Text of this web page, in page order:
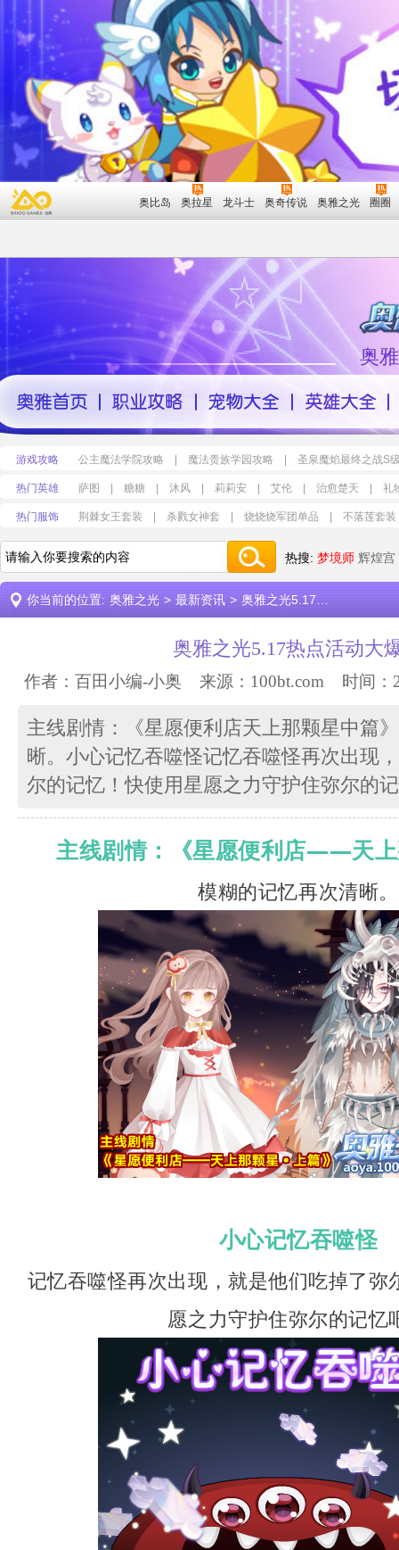
奥比岛 奥拉星 龙斗士 奥奇传说 奥雅之光 圈圈
奥
游戏攻略 公主魔法学院攻略 魔法贵族学园攻略 圣泉魔焰最终之战S
热门英雄 萨图 糖糖 沐风 莉莉安 艾伦 治愈楚天 礼
热门服饰 荆棘女王套装 杀戮女神套 烧烧烧军团单品 不落莲套装
热搜: 梦境师 辉煌宫
你当前的位置: 奥雅之光 > 最新资讯 > 奥雅之光5.17热点活动大爆料
奥雅之光5.17热点活动大
作者：百田小编-小奥 来源： 100bt.com 时间：
主线剧情：《星愿便利店天上那颗星中篇
晰。小心记忆吞噬怪记忆吞噬怪再次出现
尔的记忆！快使用星愿之力守护住弥尔的
主线剧情：《星愿便利店——天
模糊的记忆再次清晰。
小心记忆吞噬怪
记忆吞噬怪再次出现，就是他们吃掉了弥
愿之力守护住弥尔的记忆